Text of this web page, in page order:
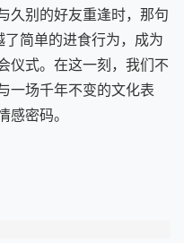
久别的好友重逢时，那句
了简单的进食行为，成为
仪式。在这一刻，我们不
一场千年不变的文化表
密码。